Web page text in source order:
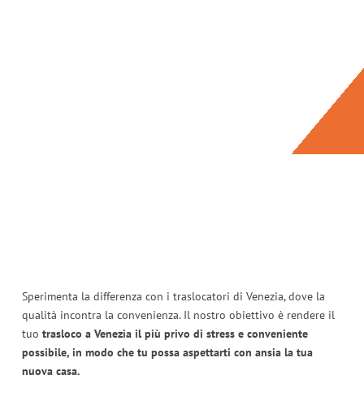
Sperimenta la differenza con i traslocatori di Venezia, dove la
qualità incontra la convenienza. Il nostro obiettivo è rendere il
tuo trasloco a Venezia il più privo di stress e conveniente
possibile, in modo che tu possa aspettarti con ansia la tua
nuova casa.